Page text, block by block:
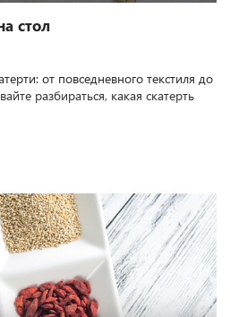
стол
от повседневного текстиля до
разбираться, какая скатерть